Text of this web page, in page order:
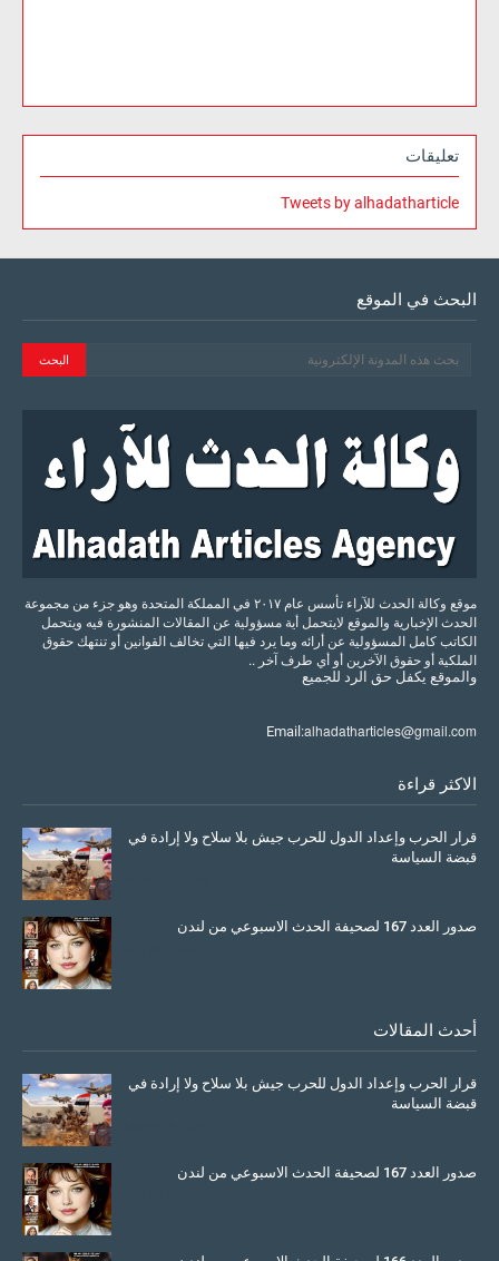
تعليقات
Tweets by alhadatharticle
البحث في الموقع
موقع وكالة الحدث للآراء تأسس عام ٢٠١٧ في المملكة المتحدة وهو جزء من مجموعة
الحدث الإخبارية والموقع لايتحمل أية مسؤولية عن المقالات المنشورة فيه ويتحمل
الكاتب كامل المسؤولية عن أرائه وما يرد فيها التي تخالف القوانين أو تنتهك حقوق
الملكية أو حقوق الآخرين أو أي طرف آخر ..
والموقع يكفل حق الرد للجميع
Email:alhadatharticles@gmail.com
الاكثر قراءة
قرار الحرب وإعداد الدول للحرب جيش بلا سلاح ولا إرادة في
قبضة السياسة
صدور العدد 167 لصحيفة الحدث الاسبوعي من لندن
أحدث المقالات
قرار الحرب وإعداد الدول للحرب جيش بلا سلاح ولا إرادة في
قبضة السياسة
صدور العدد 167 لصحيفة الحدث الاسبوعي من لندن